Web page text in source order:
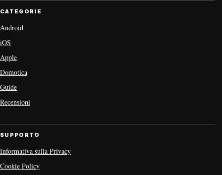
CATEGORIE
Android
iOS
Apple
Domotica
Guide
Recensioni
SUPPORTO
Informativa sulla Privacy
Cookie Policy